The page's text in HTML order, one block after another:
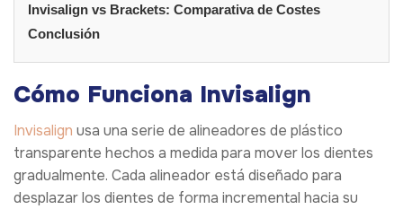
Invisalign vs Brackets: Comparativa de Costes
Conclusión
Cómo Funciona Invisalign
Invisalign usa una serie de alineadores de plástico
transparente hechos a medida para mover los dientes
gradualmente. Cada alineador está diseñado para
desplazar los dientes de forma incremental hacia su